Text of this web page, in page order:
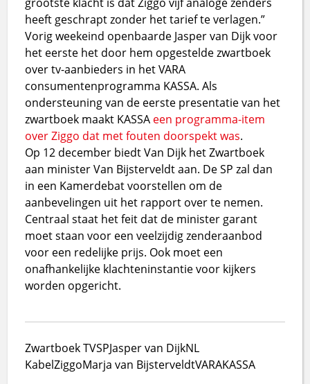
heeft geschrapt zonder het tarief te verlagen.”
Vorig weekeind openbaarde Jasper van Dijk voor
het eerste het door hem opgestelde zwartboek
over tv-aanbieders in het VARA
consumentenprogramma KASSA. Als
ondersteuning van de eerste presentatie van het
zwartboek maakt KASSA een programma-item
over Ziggo dat met fouten doorspekt was.
Op 12 december biedt Van Dijk het Zwartboek
aan minister Van Bijsterveldt aan. De SP zal dan
in een Kamerdebat voorstellen om de
aanbevelingen uit het rapport over te nemen.
Centraal staat het feit dat de minister garant
moet staan voor een veelzijdig zenderaanbod
voor een redelijke prijs. Ook moet een
onafhankelijke klachteninstantie voor kijkers
worden opgericht.
Zwartboek TVSPJasper van DijkNL
KabelZiggoMarja van BijsterveldtVARAKASSA